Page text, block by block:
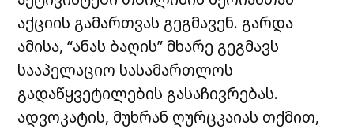
აქციის გამართვას გეგმავენ. გარდა
ამისა, “ანას ბაღის” მხარე გეგმავს
სააპელაციო სასამართლოს
გადაწყვეტილების გასაჩივრებას.
ადვოკატის, მუხრან ღურცკაიას თქმით,